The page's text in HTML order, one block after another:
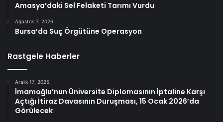
Amasya’daki Sel Felaketi Tarımı Vurdu
Ağustos 7, 2026
Bursa’da Suç Örgütüne Operasyon
Rastgele Haberler
Aralık 17, 2025
İmamoğlu’nun Üniversite Diplomasının İptaline Karşı
Açtığı İtiraz Davasının Duruşması, 15 Ocak 2026’da
Görülecek